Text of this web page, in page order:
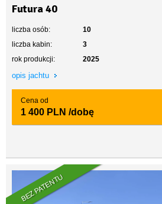
Futura 40
liczba osób:
10
liczba kabin:
3
rok produkcji:
2025
opis jachtu
Cena od
1 400 PLN /dobę
BEZ PATENTU